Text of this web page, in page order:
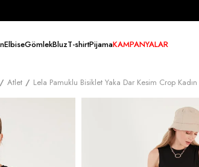
ElbiseGömlekBluzT-shirtPijamaKAMPANYALAR
Atlet Lela Pamuklu Bisiklet Yaka Dar Kesim Crop